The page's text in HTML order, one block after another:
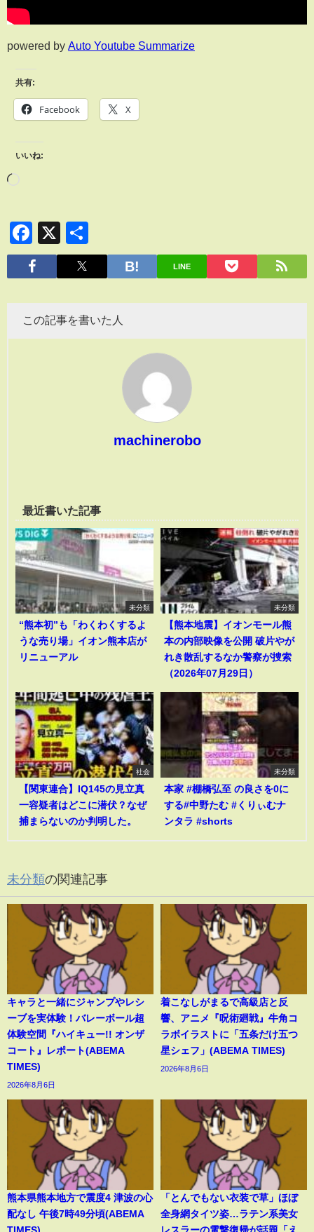
powered by Auto Youtube Summarize
共有:
Facebook X
いいね:
Facebook
X
有
LINE
この記事を書いた人
machinerobo
最近書いた記事
未分類
“熊本初”も「わくわくするよ
うな売り場」イオン熊本店が
リニューアル
未分類
【熊本地震】イオンモール熊
本の内部映像を公開 破片やが
れき散乱するなか警察が捜索
（2026年07月29日）
社会
【関東連合】IQ145の見立真
一容疑者はどこに潜伏？なぜ
捕まらないのか判明した。
未分類
本家 #棚橋弘至 の良さを0に
する#中野たむ #くりぃむナ
ンタラ #shorts
未分類の関連記事
キャラと一緒にジャンプやレシ
ーブを実体験！バレーボール超
体験空間『ハイキュー!! オンザ
コート』レポート(ABEMA
TIMES)
2026年8月6日
着こなしがまるで高級店と反
響、アニメ『呪術廻戦』牛角コ
ラボイラストに「五条だけ五つ
星シェフ」(ABEMA TIMES)
2026年8月6日
熊本県熊本地方で震度4 津波の心
配なし 午後7時49分頃(ABEMA
TIMES)
「とんでもない衣装で草」ほぼ
全身網タイツ姿…ラテン系美女
レスラーの電撃復帰が話題「え